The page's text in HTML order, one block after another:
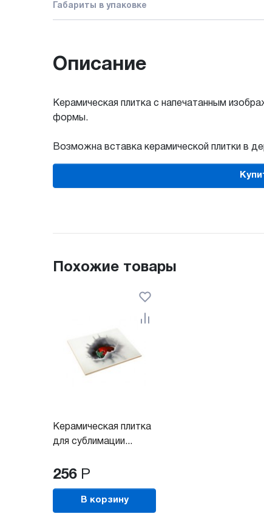
Габариты в упаковке
Описание
Керамическая плитка с напечатанным
формы.
Возможна вставка керамической плитки в
Похожие товары
Керамическая плитка
для сублимации...
256 Р
В корзину